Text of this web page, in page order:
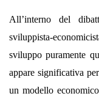
All’interno del
sviluppista-
sviluppo puramente
appare significativa
un modello